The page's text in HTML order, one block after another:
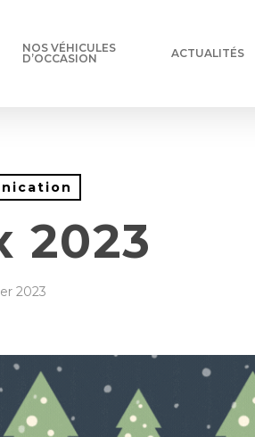
NOS VÉHICULES
D’OCCASION
ACTUALITÉS
2023
2023